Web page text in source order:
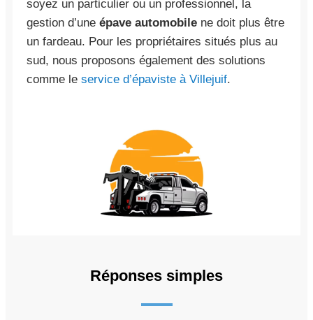
soyez un particulier ou un professionnel, la
gestion d’une épave automobile ne doit plus être
un fardeau. Pour les propriétaires situés plus au
sud, nous proposons également des solutions
comme le service d’épaviste à Villejuif.
Réponses simples